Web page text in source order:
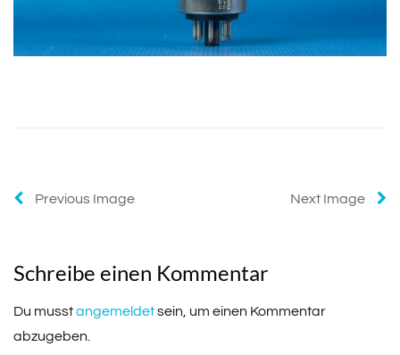
Previous Image Next Image
Schreibe einen Kommentar
Du musstangemeldetsein, um einen Kommentar
abzugeben.